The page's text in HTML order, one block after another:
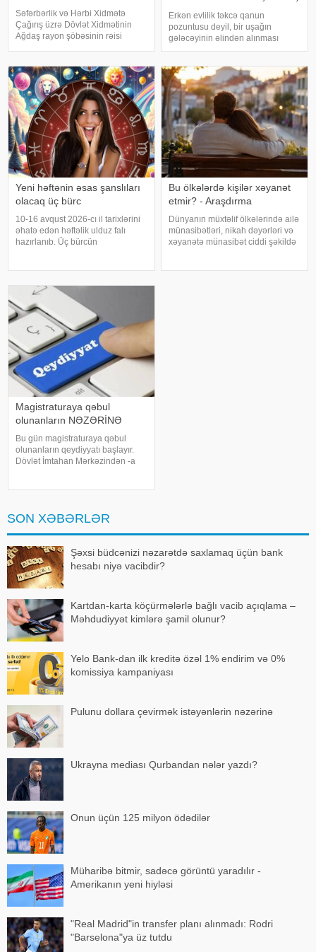
Səfərbərlik və Hərbi Xidmətə
Çağırış üzrə Dövlət Xidmətinin
Ağdaş rayon şöbəsinin rəisi
xidmətə çağırış bölməsinin rəisi
Usubəliyev Şahlar Usubalı oğlu
və qeyd edilə
Erkən evlilik təkcə qanun
pozuntusu deyil, bir uşağın
gələcəyinin əlindən alınması
deməkdir. xəbər verir ki, bunu Ailə,
Dövlət Komitəsinin mətbuat katibi
Teymur Mərdanoğlu deyib. Onun
sözlərin
Yeni həftənin əsas şanslıları
olacaq üç bürc
10-16 avqust 2026-cı il tarixlərini
əhatə edən həftəlik ulduz falı
hazırlanıb. Üç bürcün
"YourTango"ya istinadən xəbər
Bu ölkələrdə kişilər xəyanət
etmir? - Araşdırma
Dünyanın müxtəlif ölkələrində ailə
münasibətləri, nikah dəyərləri və
xəyanətə münasibət ciddi şəkildə
Magistraturaya qəbul
olunanların NƏZƏRİNƏ
Bu gün magistraturaya qəbul
olunanların qeydiyyatı başlayır.
Dövlət İmtahan Mərkəzindən -a
qaydada platformasınd
SON XƏBƏRLƏR
Şəxsi büdcənizi nəzarətdə saxlamaq üçün bank
hesabı niyə vacibdir?
Kartdan-karta köçürmələrlə bağlı vacib açıqlama –
Məhdudiyyət kimlərə şamil olunur?
Yelo Bank-dan ilk kreditə özəl 1% endirim və 0%
komissiya kampaniyası
Pulunu dollara çevirmək istəyənlərin nəzərinə
Ukrayna mediası Qurbandan nələr yazdı?
Onun üçün 125 milyon ödədilər
Müharibə bitmir, sadəcə görüntü yaradılır -
Amerikanın yeni hiyləsi
"Real Madrid"in transfer planı alınmadı: Rodri
"Barselona"ya üz tutdu